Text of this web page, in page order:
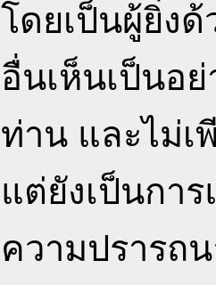
โดยเป็นผู้ยิ่ง
อื่นเห็นเป็นอ
ท่าน และไม่เ
แต่ยังเป็นกา
ความปรารถ